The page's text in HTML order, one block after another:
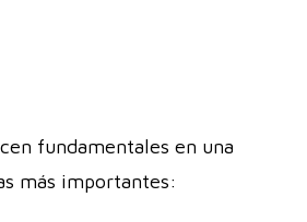
fundamentales en una
más importantes: